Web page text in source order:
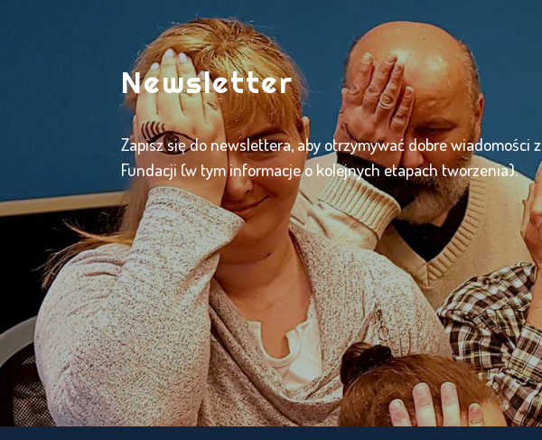
Newsletter
Zapisz się do newslettera, aby otrzymywać dobre wiadomości z
Fundacji (w tym informacje o kolejnych etapach tworzenia).